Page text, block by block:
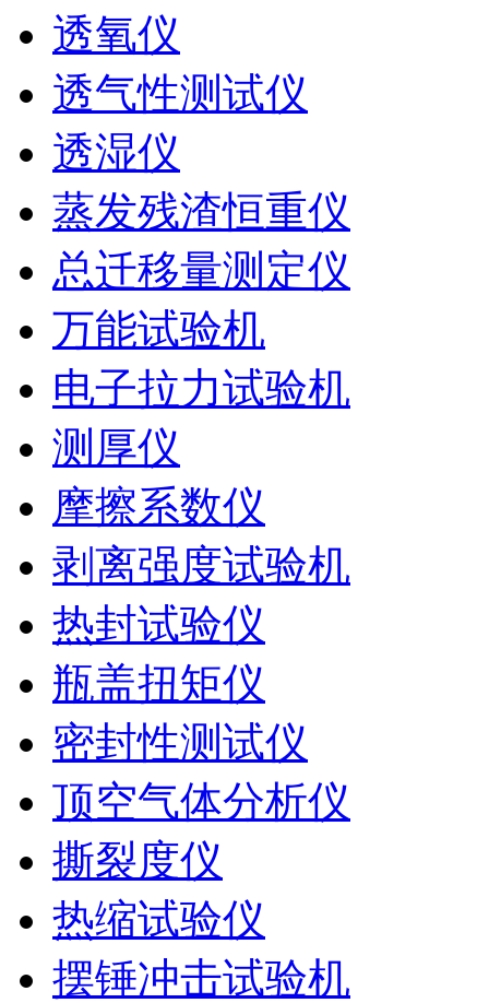
透氧仪
透气性测试仪
透湿仪
蒸发残渣恒重仪
总迁移量测定仪
万能试验机
电子拉力试验机
测厚仪
摩擦系数仪
剥离强度试验机
热封试验仪
瓶盖扭矩仪
密封性测试仪
顶空气体分析仪
撕裂度仪
热缩试验仪
摆锤冲击试验机